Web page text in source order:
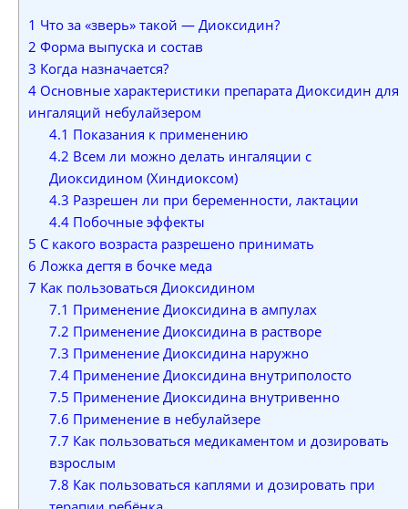
1 Что за «зверь» такой — Диоксидин?
2 Форма выпуска и состав
3 Когда назначается?
4 Основные характеристики препарата Диоксидин для
ингаляций небулайзером
4.1 Показания к применению
4.2 Всем ли можно делать ингаляции с
Диоксидином (Хиндиоксом)
4.3 Разрешен ли при беременности, лактации
4.4Побочные эффекты
5 С какого возраста разрешено принимать
6 Ложка дегтя в бочке меда
7 Как пользоваться Диоксидином
7.1 Применение Диоксидина в ампулах
7.2 Применение Диоксидина в растворе
7.3 Применение Диоксидина наружно
7.4Применение Диоксидина внутриполосто
7.5 Применение Диоксидина внутривенно
7.6 Применение в небулайзере
7.7 Как пользоваться медикаментом и дозировать
взрослым
7.8 Как пользоваться каплями и дозировать при